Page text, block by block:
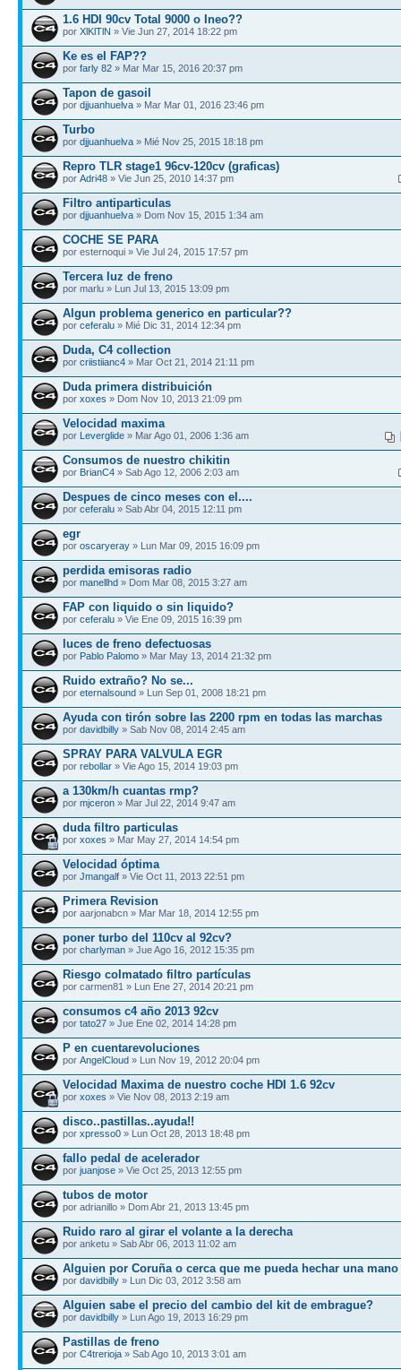
1.6 HDI 90cv Total 9000 o Ineo??
por XlKlTlN » Vie Jun 27, 2014 18:22 pm
Ke es el FAP??
por farly 82 » Mar Mar 15, 2016 20:37 pm
Tapon de gasoil
por djjuanhuelva » Mar Mar 01, 2016 23:46 pm
Turbo
por djjuanhuelva » Mié Nov 25, 2015 18:18 pm
Repro TLR stage1 96cv-120cv (graficas)
por Adri48 » Vie Jun 25, 2010 14:37 pm
Filtro antiparticulas
por djjuanhuelva » Dom Nov 15, 2015 1:34 am
COCHE SE PARA
por esternoqui » Vie Jul 24, 2015 17:57 pm
Tercera luz de freno
por marlu » Lun Jul 13, 2015 13:09 pm
Algun problema generico en particular??
por ceferalu » Mié Dic 31, 2014 12:34 pm
Duda, C4 collection
por criistiianc4 » Mar Oct 21, 2014 21:11 pm
Duda primera distribuición
por xoxes » Dom Nov 10, 2013 21:09 pm
Velocidad maxima
por Leverglide » Mar Ago 01, 2006 1:36 am
Consumos de nuestro chikitin
por BrianC4 » Sab Ago 12, 2006 2:03 am
Despues de cinco meses con el....
por ceferalu » Sab Abr 04, 2015 12:11 pm
egr
por oscaryeray » Lun Mar 09, 2015 16:09 pm
perdida emisoras radio
por manellhd » Dom Mar 08, 2015 3:27 am
FAP con liquido o sin liquido?
por ceferalu » Vie Ene 09, 2015 16:39 pm
luces de freno defectuosas
por Pablo Palomo » Mar May 13, 2014 21:32 pm
Ruido extraño? No se...
por eternalsound » Lun Sep 01, 2008 18:21 pm
Ayuda con tirón sobre las 2200 rpm en todas las marchas
por davidbilly » Sab Nov 08, 2014 2:45 am
SPRAY PARA VALVULA EGR
por rebollar » Vie Ago 15, 2014 19:03 pm
a 130km/h cuantas rmp?
por mjceron » Mar Jul 22, 2014 9:47 am
duda filtro particulas
por xoxes » Mar May 27, 2014 14:54 pm
Velocidad óptima
por Jmangalf » Vie Oct 11, 2013 22:51 pm
Primera Revision
por aarjonabcn » Mar Mar 18, 2014 12:55 pm
poner turbo del 110cv al 92cv?
por charlyman » Jue Ago 16, 2012 15:35 pm
Riesgo colmatado filtro partículas
por carmen81 » Lun Ene 27, 2014 20:21 pm
consumos c4 año 2013 92cv
por tato27 » Jue Ene 02, 2014 14:28 pm
P en cuentarevoluciones
por AngelCloud » Lun Nov 19, 2012 20:04 pm
Velocidad Maxima de nuestro coche HDI 1.6 92cv
por xoxes » Vie Nov 08, 2013 2:19 am
disco..pastillas..ayuda!!
por xpresso0 » Lun Oct 28, 2013 18:48 pm
fallo pedal de acelerador
por juanjose » Vie Oct 25, 2013 12:55 pm
tubos de motor
por adrianillo » Dom Abr 21, 2013 13:45 pm
Ruido raro al girar el volante a la derecha
por anketu » Sab Abr 06, 2013 11:02 am
Alguien por Coruña o cerca que me pueda hechar una mano
por davidbilly » Lun Dic 03, 2012 3:58 am
Alguien sabe el precio del cambio del kit de embrague?
por davidbilly » Lun Ago 19, 2013 16:29 pm
Pastillas de freno
por C4trerioja » Sab Ago 10, 2013 3:01 am